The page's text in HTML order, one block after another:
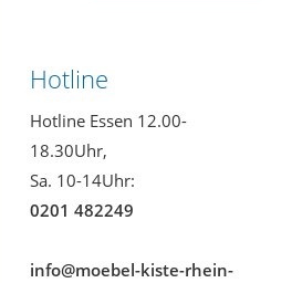
Hotline
Hotline Essen 12.00-
18.30Uhr,
Sa. 10-14Uhr:
0201 482249
info@moebel-kiste-rhein-